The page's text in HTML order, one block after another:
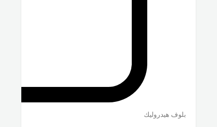
بلوف هيدروليك